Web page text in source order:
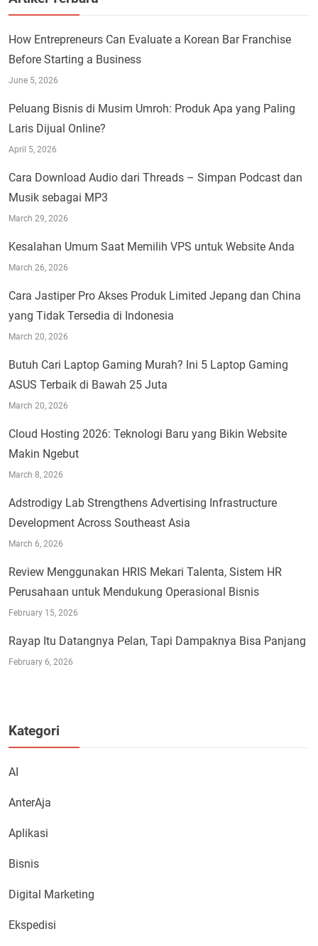
How Entrepreneurs Can Evaluate a Korean Bar Franchise
Before Starting a Business
June 5, 2026
Peluang Bisnis di Musim Umroh: Produk Apa yang Paling
Laris Dijual Online?
April 5, 2026
Cara Download Audio dari Threads – Simpan Podcast dan
Musik sebagai MP3
March 29, 2026
Kesalahan Umum Saat Memilih VPS untuk Website Anda
March 26, 2026
Cara Jastiper Pro Akses Produk Limited Jepang dan China
yang Tidak Tersedia di Indonesia
March 20, 2026
Butuh Cari Laptop Gaming Murah? Ini 5 Laptop Gaming
ASUS Terbaik di Bawah 25 Juta
March 20, 2026
Cloud Hosting 2026: Teknologi Baru yang Bikin Website
Makin Ngebut
March 8, 2026
Adstrodigy Lab Strengthens Advertising Infrastructure
Development Across Southeast Asia
March 6, 2026
Review Menggunakan HRIS Mekari Talenta, Sistem HR
Perusahaan untuk Mendukung Operasional Bisnis
February 15, 2026
Rayap Itu Datangnya Pelan, Tapi Dampaknya Bisa Panjang
February 6, 2026
Kategori
AI
AnterAja
Aplikasi
Bisnis
Digital Marketing
Ekspedisi